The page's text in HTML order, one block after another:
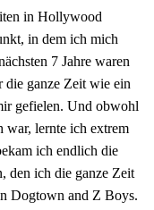
in Hollywood
in dem ich mich
7 Jahre waren
die ganze Zeit wie ein
gefielen. Und obwohl
lernte ich extrem
ich endlich die
den ich die ganze Zeit
Dogtown and Z Boys.